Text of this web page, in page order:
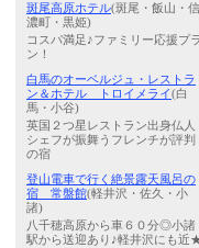
斑尾高原ホテル(斑尾・飯山・信
濃町・黒姫)
コスパ満足♪ファミリー応援プ
ン！
白馬のオーベルジュ・レストラ
ン＆ホテル トロイメライ(白
馬・小谷)
英国２つ星レストラン出身仏人
シェフが振舞うフレンチが評判
の宿
登山電車で行く絶景露天風呂の
宿 常盤館(軽井沢・佐久・小
諸)
八千穂高原から車６０分◎小諸
駅から送迎あり♪軽井沢にも近